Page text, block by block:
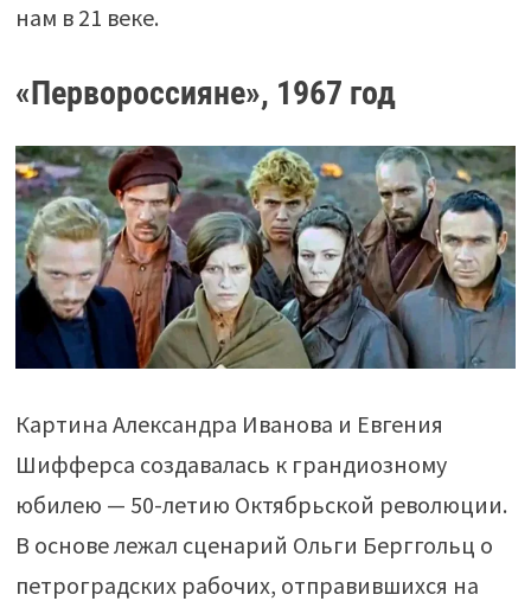
нам в 21 веке.
«Первороссияне», 1967 год
Картина Александра Иванова и Евгения
Шифферса создавалась к грандиозному
юбилею — 50-летию Октябрьской революции.
В основе лежал сценарий Ольги Берггольц о
петроградских рабочих, отправившихся на